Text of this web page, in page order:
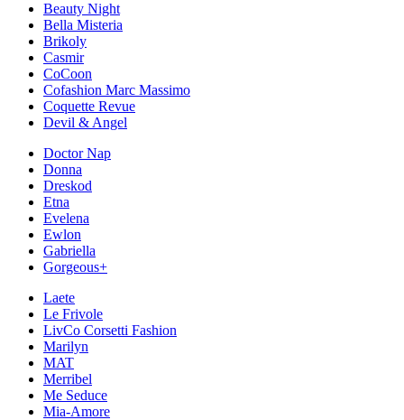
Beauty Night
Bella Misteria
Brikoly
Casmir
CoCoon
Cofashion Marc Massimo
Coquette Revue
Devil & Angel
Doctor Nap
Donna
Dreskod
Etna
Evelena
Ewlon
Gabriella
Gorgeous+
Laete
Le Frivole
LivCo Corsetti Fashion
Marilyn
MAT
Merribel
Me Seduce
Mia-Amore